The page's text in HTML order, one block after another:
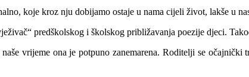
koje kroz nju dobijamo ostaje u nama cijeli život, lakše u
predškolskog i školskog približavanja poezije djeci.
vrijeme ona je potpuno zanemarena. Roditelji se očajnički